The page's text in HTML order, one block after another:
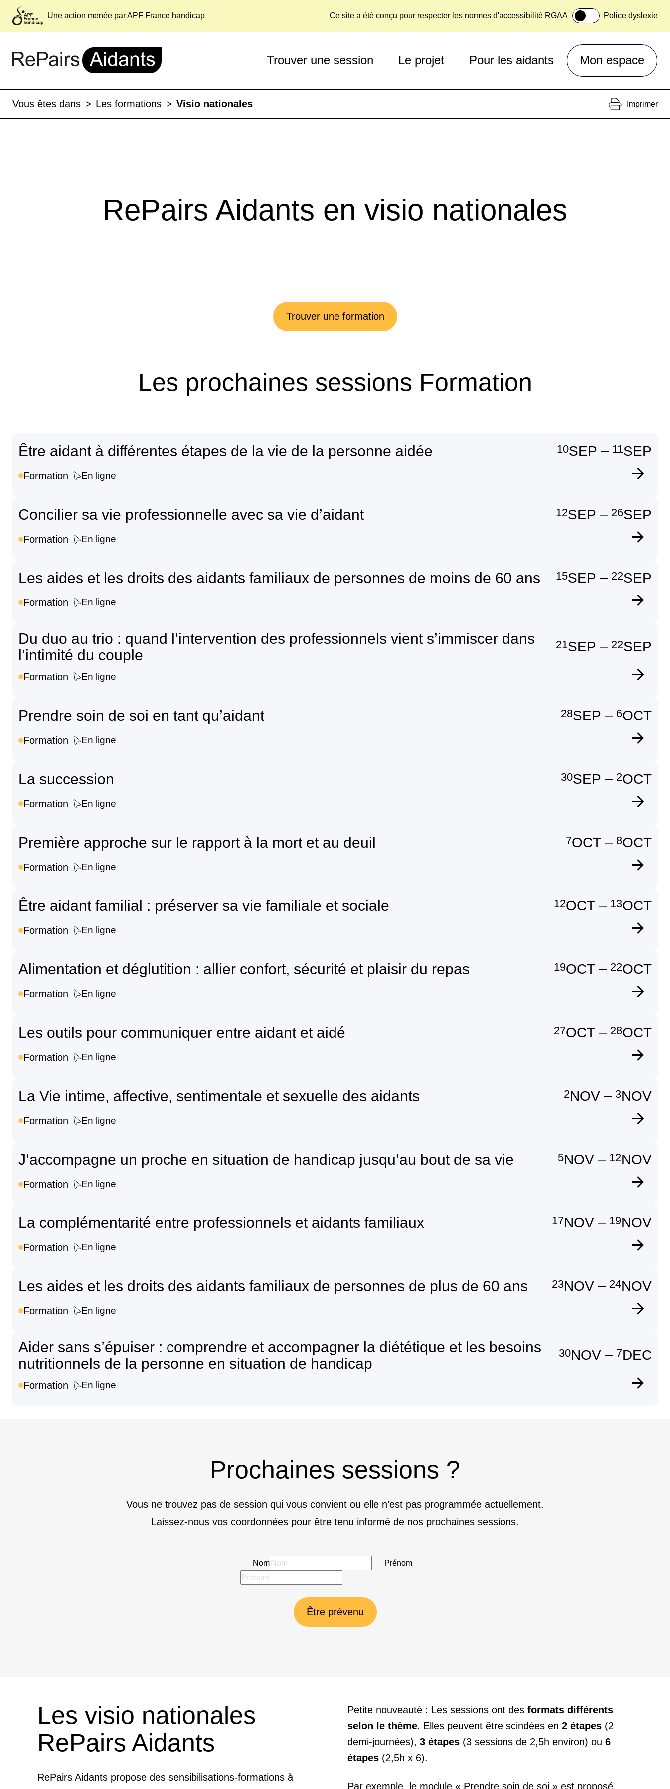
Une action menée parAPF France handicap Ce site a été conçu pour respecter les normes d'accessibilité RGAA Police dyslexie
Trouver une session Le projet Pour les aidants Mon espace
Vous êtes dans > Les formations > Visio nationales Imprimer
RePairs Aidants en visio nationales
Trouver une formation
Les prochaines sessions Formation
Être aidant à différentes étapes de la vie de la personne aidée 10SEP — 11SEP
Formation En ligne
Concilier sa vie professionnelle avec sa vie d’aidant 12SEP — 26SEP
Formation En ligne
Les aides et les droits des aidants familiaux de personnes de moins de 60 ans 15SEP — 22SEP
Formation En ligne
Du duo au trio : quand l’intervention des professionnels vient s’immiscer dans
l’intimité du couple
21SEP — 22SEP
Formation En ligne
Prendre soin de soi en tant qu’aidant 28SEP — 6OCT
Formation En ligne
La succession 30SEP — 2OCT
Formation En ligne
Première approche sur le rapport à la mort et au deuil 7OCT — 8OCT
Formation En ligne
Être aidant familial : préserver sa vie familiale et sociale 12OCT — 13OCT
Formation En ligne
Alimentation et déglutition : allier confort, sécurité et plaisir du repas 19OCT — 22OCT
Formation En ligne
Les outils pour communiquer entre aidant et aidé 27OCT — 28OCT
Formation En ligne
La Vie intime, affective, sentimentale et sexuelle des aidants 2NOV — 3NOV
Formation En ligne
J’accompagne un proche en situation de handicap jusqu’au bout de sa vie 5NOV — 12NOV
Formation En ligne
La complémentarité entre professionnels et aidants familiaux 17NOV — 19NOV
Formation En ligne
Les aides et les droits des aidants familiaux de personnes de plus de 60 ans 23NOV — 24NOV
Formation En ligne
Aider sans s’épuiser : comprendre et accompagner la diététique et les besoins
nutritionnels de la personne en situation de handicap
30NOV — 7DEC
Formation En ligne
Prochaines sessions ?
Vous ne trouvez pas de session qui vous convient ou elle n’est pas programmée actuellement.
Laissez-nous vos coordonnées pour être tenu informé de nos prochaines sessions.
Nom Prénom
Être prévenu
Les visio nationales
RePairs Aidants
RePairs Aidants propose des sensibilisations-formations à
Petite nouveauté : Les sessions ont des formats différents
selon le thème. Elles peuvent être scindées en 2 étapes (2
demi-journées), 3 étapes (3 sessions de 2,5h environ) ou 6
étapes (2,5h x 6).
Par exemple, le module « Prendre soin de soi » est proposé